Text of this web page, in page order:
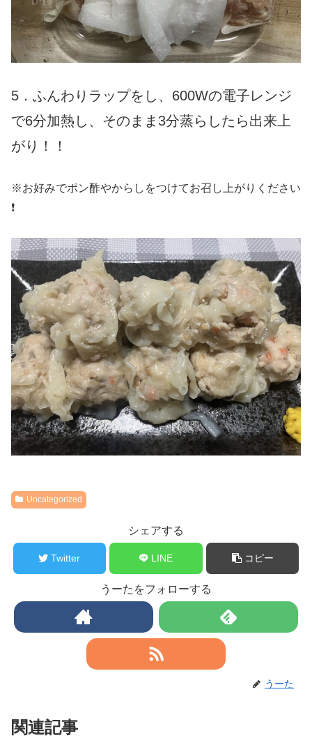
5．ふんわりラップをし、600Wの電子レンジ
で6分加熱し、そのまま3分蒸らしたら出来上
がり！！
※お好みでポン酢やからしをつけてお召し上がりください
❗️
Uncategorized
シェアする
Twitter LINE コピー
うーたをフォローする
うーた
関連記事